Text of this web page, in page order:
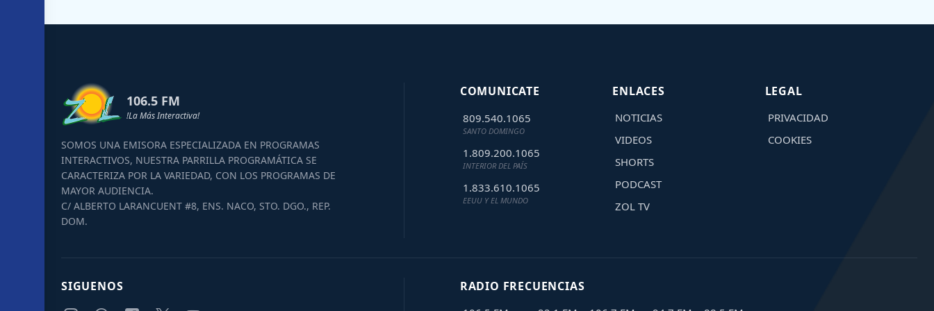
106.5 FM
!La Más Interactiva!
SOMOS UNA EMISORA ESPECIALIZADA EN PROGRAMAS
INTERACTIVOS, NUESTRA PARRILLA PROGRAMÁTICA SE
CARACTERIZA POR LA VARIEDAD, CON LOS PROGRAMAS DE
MAYOR AUDIENCIA.
C/ ALBERTO LARANCUENT #8, ENS. NACO, STO. DGO., REP.
DOM.
COMUNICATE
809.540.1065
SANTO DOMINGO
1.809.200.1065
INTERIOR DEL PAÍS
1.833.610.1065
EEUU Y EL MUNDO
ENLACES
NOTICIAS
VIDEOS
SHORTS
PODCAST
ZOL TV
LEGAL
PRIVACIDAD
COOKIES
SIGUENOS RADIO FRECUENCIAS